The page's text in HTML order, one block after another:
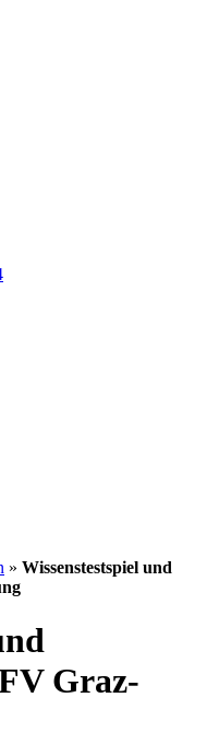
» Wissenstestspiel und
Graz-